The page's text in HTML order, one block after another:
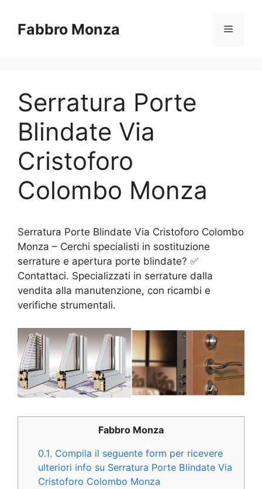
contenuto
Fabbro Monza Menu
Serratura Porte
Blindate Via
Cristoforo
Colombo Monza
Serratura Porte Blindate Via Cristoforo Colombo
Monza – Cerchi specialisti in sostituzione
serrature e apertura porte blindate? ✅
Contattaci. Specializzati in serrature dalla
vendita alla manutenzione, con ricambi e
verifiche strumentali.
Fabbro Monza
0.1. Compila il seguente form per ricevere
ulteriori info su Serratura Porte Blindate Via
Cristoforo Colombo Monza